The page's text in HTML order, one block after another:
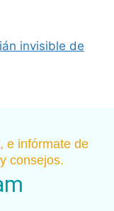
invisible de
e infórmate de
consejos.